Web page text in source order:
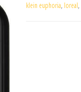
klein euphoria, loreal,